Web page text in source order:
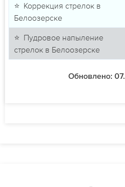
⭐ Коррекция стрелок в
Белоозерске
⭐ Пудровое напыление
стрелок в Белоозерске
Обновлено: